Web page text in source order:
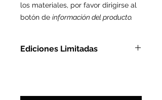
los materiales, por favor dirigirse al
botón de información del producto.
Ediciones Limitadas